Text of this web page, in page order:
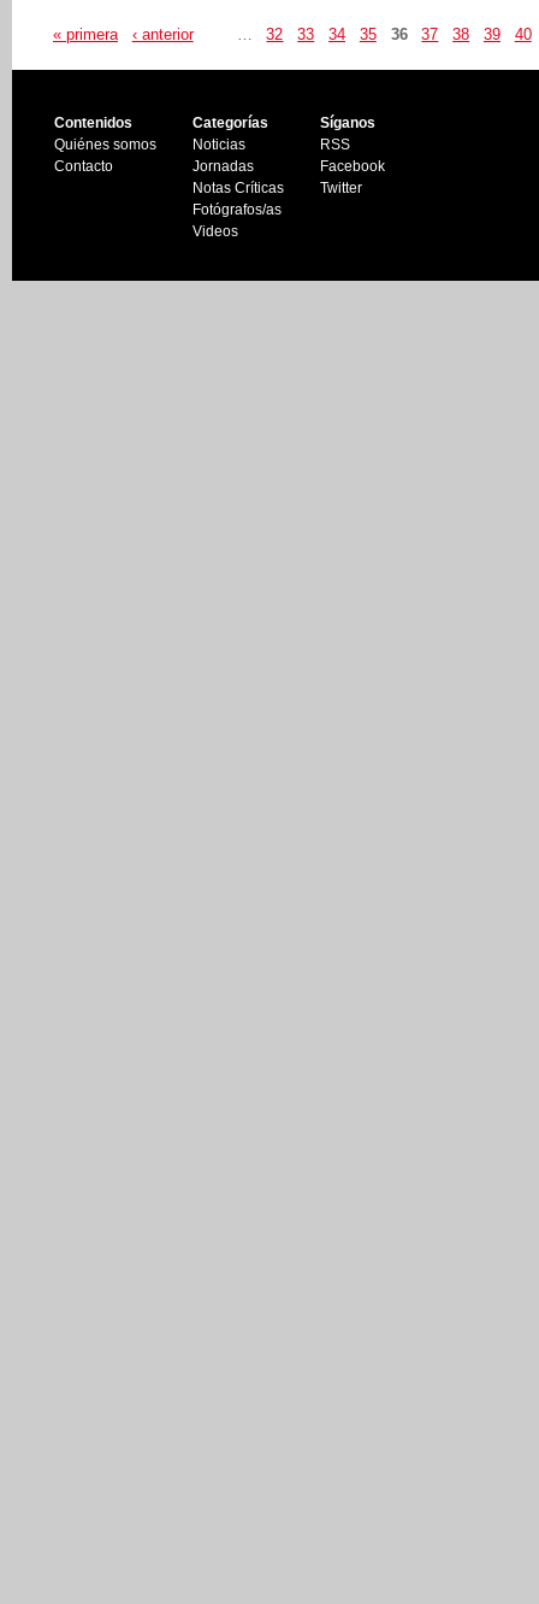
« primera ‹ anterior … 32 33 34 35 36 37 38 39 40
Contenidos
Quiénes somos
Contacto
Categorías
Noticias
Jornadas
Notas Críticas
Fotógrafos/as
Videos
Síganos
RSS
Facebook
Twitter